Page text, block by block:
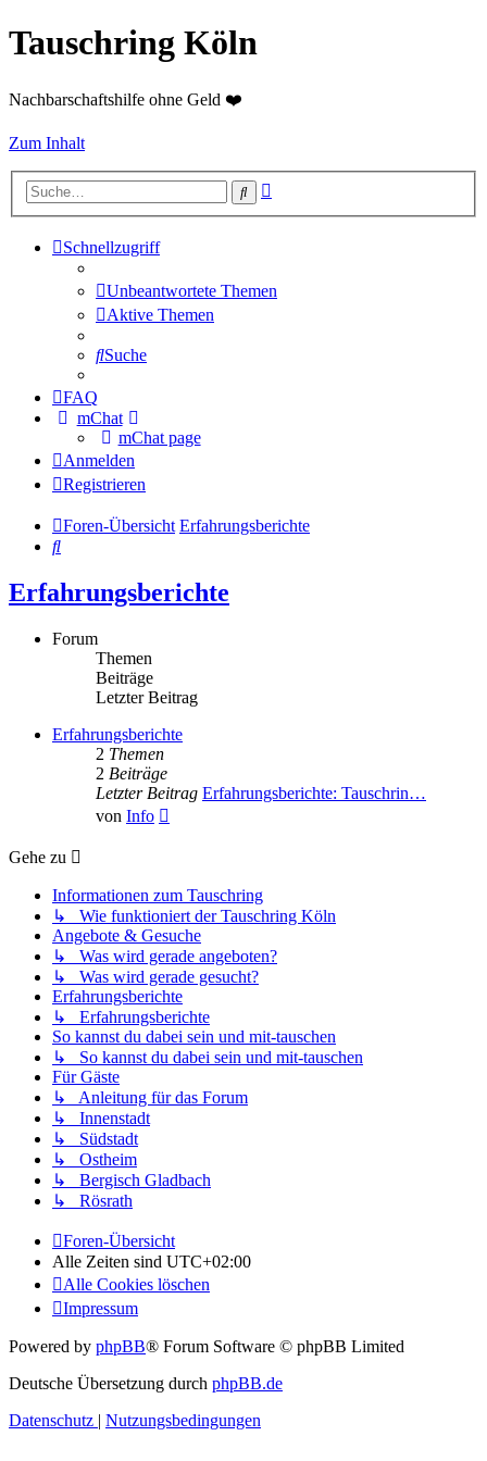
Tauschring Köln
Nachbarschaftshilfe ohne Geld ❤️
Zum Inhalt
Suche
Schnellzugriff
Unbeantwortete Themen
Aktive Themen
Suche
FAQ
mChat
mChat page
Anmelden
Registrieren
Foren-Übersicht Erfahrungsberichte
Suche
Erfahrungsberichte
Forum
Themen
Beiträge
Letzter Beitrag
Erfahrungsberichte
2 Themen
2 Beiträge
Letzter Beitrag Erfahrungsberichte: Tauschrin…
von Info
Gehe zu
Informationen zum Tauschring
↳ Wie funktioniert der Tauschring Köln
Angebote & Gesuche
↳ Was wird gerade angeboten?
↳ Was wird gerade gesucht?
Erfahrungsberichte
↳ Erfahrungsberichte
So kannst du dabei sein und mit-tauschen
↳ So kannst du dabei sein und mit-tauschen
Für Gäste
↳ Anleitung für das Forum
↳ Innenstadt
↳ Südstadt
↳ Ostheim
↳ Bergisch Gladbach
↳ Rösrath
Foren-Übersicht
Alle Zeiten sind UTC+02:00
Alle Cookies löschen
Impressum
Powered by phpBB® Forum Software © phpBB Limited
Deutsche Übersetzung durch phpBB.de
Datenschutz | Nutzungsbedingungen